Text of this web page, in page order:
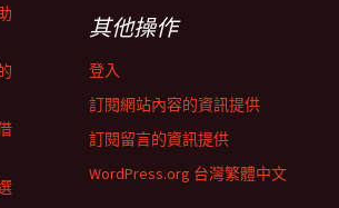
其他操作
登入
訂閱網站內容的資訊提供
訂閱留言的資訊提供
WordPress.org 台灣繁體中文